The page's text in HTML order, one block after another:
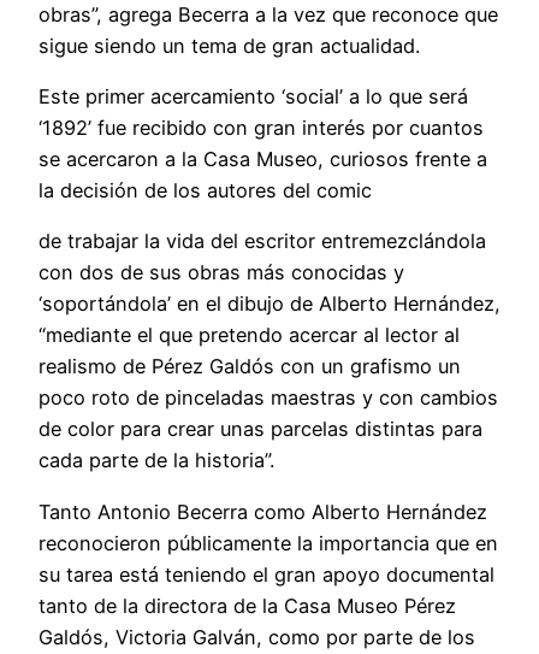
obras”, agrega Becerra a la vez que reconoce que
sigue siendo un tema de gran actualidad.
Este primer acercamiento ‘social’ a lo que será
‘1892’ fue recibido con gran interés por cuantos
se acercaron a la Casa Museo, curiosos frente a
la decisión de los autores del comic
de trabajar la vida del escritor entremezclándola
con dos de sus obras más conocidas y
‘soportándola’ en el dibujo de Alberto Hernández,
“mediante el que pretendo acercar al lector al
realismo de Pérez Galdós con un grafismo un
poco roto de pinceladas maestras y con cambios
de color para crear unas parcelas distintas para
cada parte de la historia”.
Tanto Antonio Becerra como Alberto Hernández
reconocieron públicamente la importancia que en
su tarea está teniendo el gran apoyo documental
tanto de la directora de la Casa Museo Pérez
Galdós, Victoria Galván, como por parte de los